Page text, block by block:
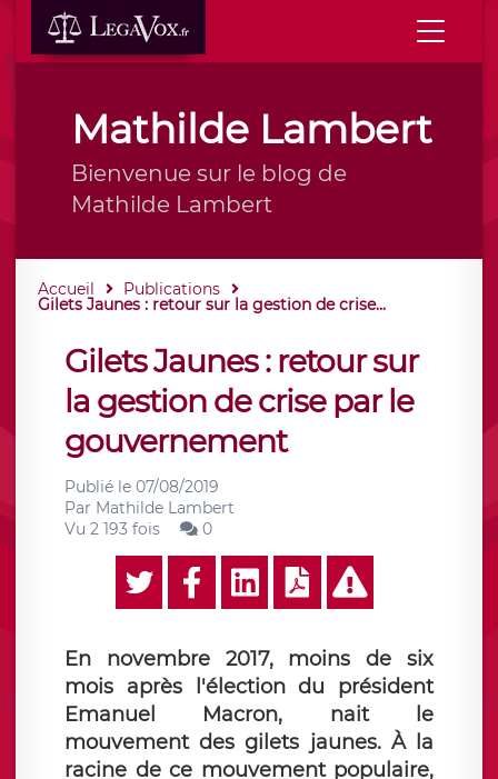
Mathilde Lambert
Bienvenue sur le blog de
Mathilde Lambert
Accueil Publications
Gilets Jaunes : retour sur la gestion de crise...
Gilets Jaunes : retour sur
la gestion de crise par le
gouvernement
Publié le 07/08/2019
Par Mathilde Lambert
Vu 2 193 fois
0
En novembre 2017, moins de six
mois après l'élection du président
Emanuel Macron, nait le
mouvement des gilets jaunes. À la
racine de ce mouvement populaire,